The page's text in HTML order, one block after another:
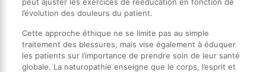
l’évolution des douleurs du patient.
Cette approche éthique ne se limite pas au simple
traitement des blessures, mais vise également à éduquer
les patients sur l’importance de prendre soin de leur santé
globale. La naturopathie enseigne que le corps, l’esprit et